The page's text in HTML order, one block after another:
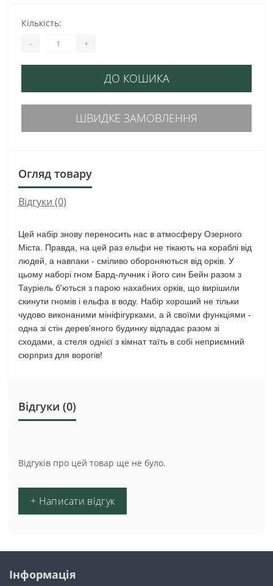
Кількість:
- +
ДО КОШИКА
ШВИДКЕ ЗАМОВЛЕННЯ
Огляд товару
Відгуки (0)
Цей набір знову переносить нас в атмосферу Озерного
Міста. Правда, на цей раз ельфи не тікають на кораблі від
людей, а навпаки - сміливо обороняються від орків. У
цьому наборі гном Бард-лучник і його син Бейн разом з
Тауріель б'ються з парою нахабних орків, що вирішили
скинути гномів і ельфа в воду. Набір хороший не тільки
чудово виконаними мініфігурками, а й своїми функціями -
одна зі стін дерев'яного будинку відпадає разом зі
сходами, а стеля однієї з кімнат таїть в собі неприємний
сюрприз для ворогів!
Відгуки (0)
Відгуків про цей товар ще не було.
+ Написати відгук
Інформація